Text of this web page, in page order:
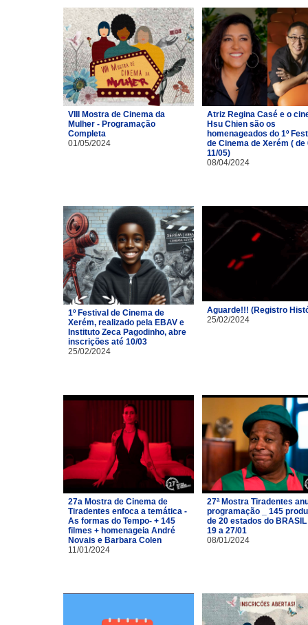
VIII Mostra de Cinema da
Mulher - Programação
Completa
01/05/2024
Atriz Regina Casé e o
Hsu Chien são os
homenageados do 1º
de Cinema de Xerém ( de
11/05)
08/04/2024
1º Festival de Cinema de
Xerém, realizado pela EBAV e
Instituto Zeca Pagodinho, abre
inscrições até 10/03
25/02/2024
Aguarde!!! (Registro
25/02/2024
27a Mostra de Cinema de
Tiradentes enfoca a temática -
As formas do Tempo- + 145
filmes + homenageia André
Novais e Barbara Colen
11/01/2024
27ª Mostra Tiradentes
programação _ 145
de 20 estados do BRASIL
19 a 27/01
08/01/2024